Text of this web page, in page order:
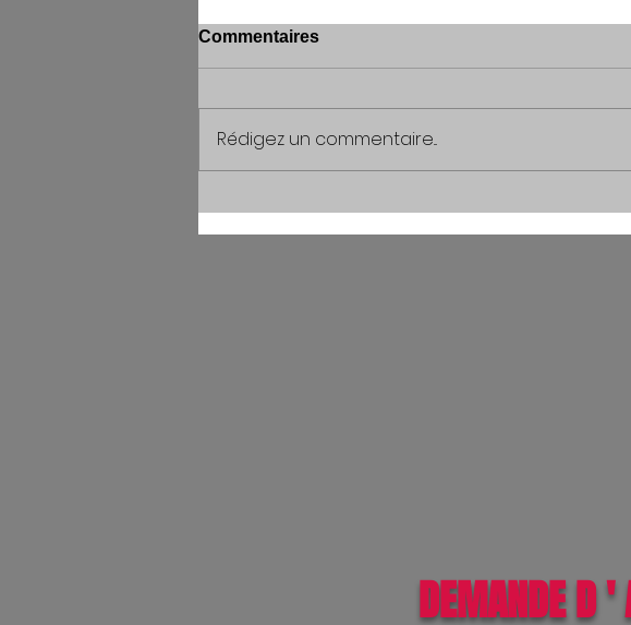
Commentaires
Rédigez un commentaire...
DEMANDE D '